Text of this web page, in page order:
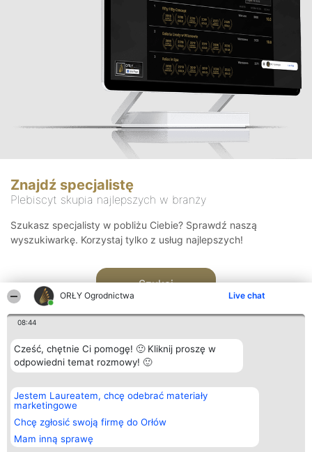
ORŁY Ogrodnictwa Live chat
08:44
Cześć, chętnie Ci pomogę! 🙂 Kliknij proszę w
odpowiedni temat rozmowy! 🙂
Jestem Laureatem, chcę odebrać materiały
marketingowe
Chcę zgłosić swoją firmę do Orłów
Mam inną sprawę
Znajdź specjalistę
Plebiscyt skupia najlepszych w branży
Szukasz specjalisty w pobliżu Ciebie? Sprawdź naszą
wyszukiwarkę. Korzystaj tylko z usług najlepszych!
Szukaj
Organizator plebiscytu
Bright Side Solutions sp. z o.
o. sp. k.
ul. Ruska 22
Wrocław 50-079
KRS 0000749100 | Regon
381313360 | NIP 8943132676
Plebiscyt
Laureaci
wszystkich
Laureatów
Regulamin
Kontakt
Kontakt